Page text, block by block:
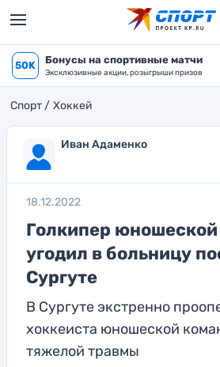
50K Бонусы на спортивные матчи
Эксклюзивные акции, розыгрыши призов
Спорт Хоккей
Иван Адаменко
18.12.2022
Голкипер
угодил в больницу
Сургуте
В Сургуте экстренно
хоккеиста юношеской
тяжелой травмы